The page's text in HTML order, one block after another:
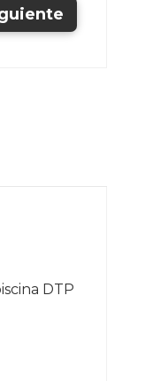
DTP